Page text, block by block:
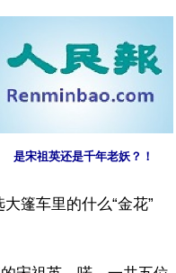
是宋祖英还是千年老妖？！
篷车里的什么“金花”